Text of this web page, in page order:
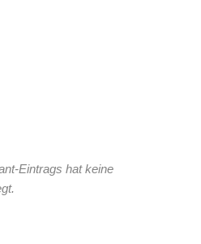
Eintrags hat keine